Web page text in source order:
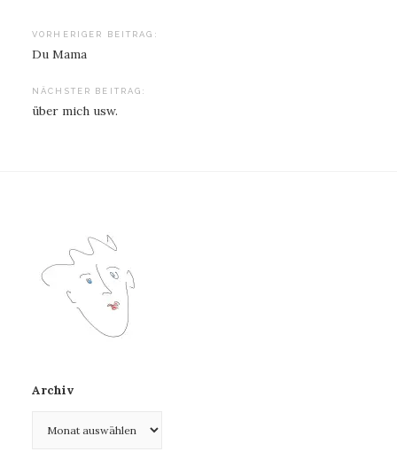
Beitragsnavigation
VORHERIGER BEITRAG:
Du Mama
NÄCHSTER BEITRAG:
über mich usw.
Archiv